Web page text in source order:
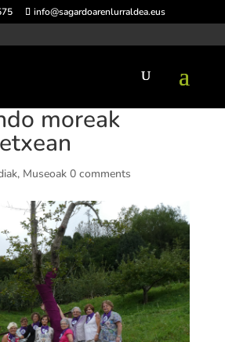
info@sagardoarenlurraldea.eus
moreak
, Museoak 0 comments